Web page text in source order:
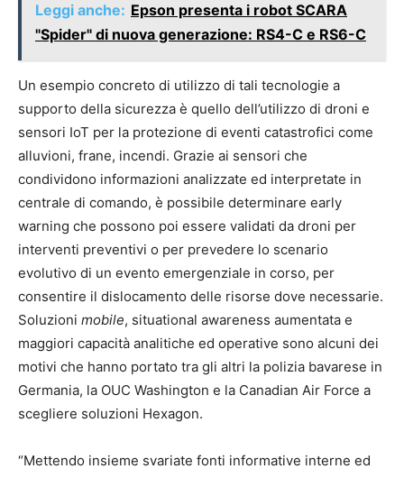
Leggi anche: Epson presenta i robot SCARA
"Spider" di nuova generazione: RS4-C e RS6-C
Un esempio concreto di utilizzo di tali tecnologie a
supporto della sicurezza è quello dell’utilizzo di droni e
sensori IoT per la protezione di eventi catastrofici come
alluvioni, frane, incendi. Grazie ai sensori che
condividono informazioni analizzate ed interpretate in
centrale di comando, è possibile determinare early
warning che possono poi essere validati da droni per
interventi preventivi o per prevedere lo scenario
evolutivo di un evento emergenziale in corso, per
consentire il dislocamento delle risorse dove necessarie.
Soluzioni mobile, situational awareness aumentata e
maggiori capacità analitiche ed operative sono alcuni dei
motivi che hanno portato tra gli altri la polizia bavarese in
Germania, la OUC Washington e la Canadian Air Force a
scegliere soluzioni Hexagon.
“Mettendo insieme svariate fonti informative interne ed